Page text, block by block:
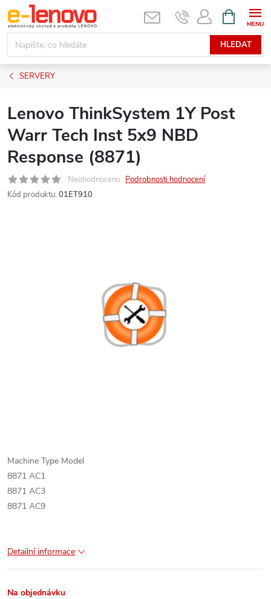
Přejít
na
obsah
HLEDAT
NÁKUPNÍ
KOŠÍK
SERVERY
Lenovo ThinkSystem 1Y Post
Warr Tech Inst 5x9 NBD
Response (8871)
Neohodnoceno Podrobnosti hodnocení
Kód produktu: 01ET910
Machine Type Model
8871 AC1
8871 AC3
8871 AC9
Detailní informace
Na objednávku